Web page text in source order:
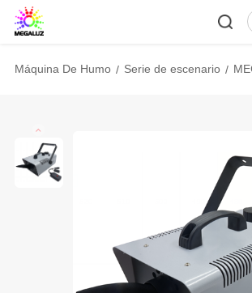
Máquina De Humo Serie de escenario